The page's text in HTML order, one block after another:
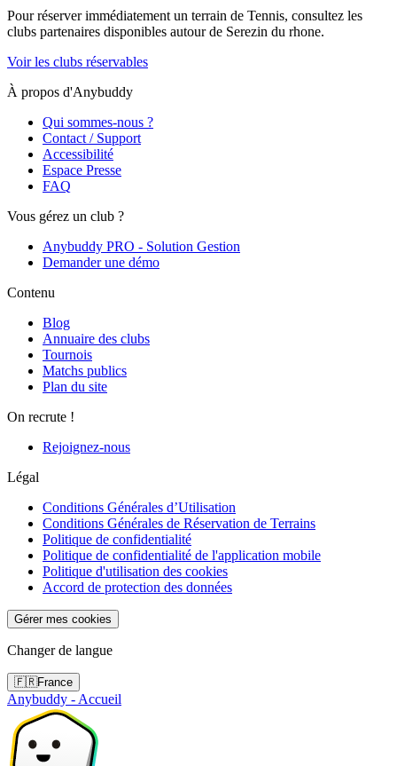
Pour réserver immédiatement un terrain de Tennis, consultez les
clubs partenaires disponibles autour de Serezin du rhone.
Voir les clubs réservables
À propos d'Anybuddy
Qui sommes-nous ?
Contact / Support
Accessibilité
Espace Presse
FAQ
Vous gérez un club ?
Anybuddy PRO - Solution Gestion
Demander une démo
Contenu
Blog
Annuaire des clubs
Tournois
Matchs publics
Plan du site
On recrute !
Rejoignez-nous
Légal
Conditions Générales d’Utilisation
Conditions Générales de Réservation de Terrains
Politique de confidentialité
Politique de confidentialité de l'application mobile
Politique d'utilisation des cookies
Accord de protection des données
Gérer mes cookies
Changer de langue
🇫🇷France
Anybuddy - Accueil